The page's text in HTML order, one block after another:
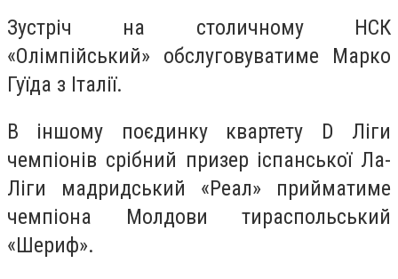
Зустріч на столичному НСК
«Олімпійський» обслуговуватиме Марко
Гуїда з Італії.
В іншому поєдинку квартету D Ліги
чемпіонів срібний призер іспанської Ла-
Ліги мадридський «Реал» прийматиме
чемпіона Молдови тираспольський
«Шериф».